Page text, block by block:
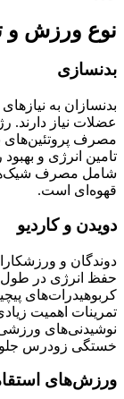
نوع ورزش و
بدنسازی
بدنسازان به
عضلات نیاز دارند.
مصرف پروتئین‌های
تامین انرژی و
شامل مصرف
قهوه‌ای است.
دویدن و کاردیو
دوندگان و
حفظ انرژی در طول
کربوهیدرات‌های
تمرینات اهمیت
نوشیدنی‌های ورزشی
خستگی زودرس
ورزش‌های